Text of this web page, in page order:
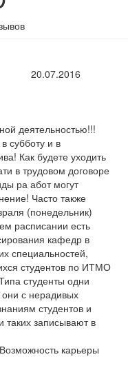
20.07.2016
деятельностью!!!
субботу и в
Как будете уходить
в трудовом договоре
ра абот могут
Часто также
(понедельник)
расписании есть
кафедр в
специальностей,
студентов по ИТМО
студенты одни
с нерадивых
студентов и
записывают в
Возможность карьеры